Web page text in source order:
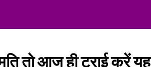
तो आज ही ट्राई करें यह